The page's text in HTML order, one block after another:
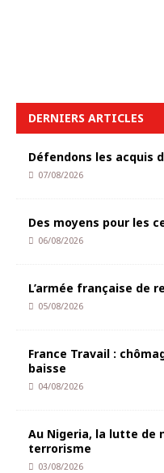
DERNIERS ARTICLES
Défendons les acquis
07/08/2026
Des moyens pour les
06/08/2026
L’armée française de
05/08/2026
France Travail :
baisse
04/08/2026
Au Nigeria, la lutte de
terrorisme
03/08/2026